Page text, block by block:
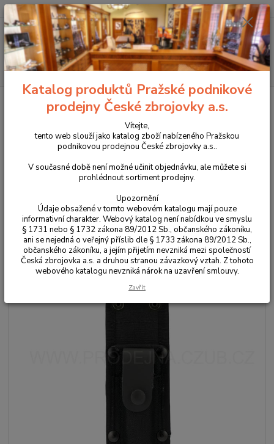
Menu
Hledat
+420 225 375 800
Pouzdra, kufry na zbraně a batohy Látková pouzdra
Pouzdro na UTON model 247P/MS
Pouzdro na UTON model
247P/MS
Katalog produktů Pražské podnikové
prodejny České zbrojovky a.s.
Vítejte,
tento web slouží jako katalog zboží nabízeného Pražskou
podnikovou prodejnou České zbrojovky a.s..
V současné době není možné učinit objednávku, ale můžete si
prohlédnout sortiment prodejny.
Upozornění
Údaje obsažené v tomto webovém katalogu mají pouze
informativní charakter. Webový katalog není nabídkou ve smyslu
§ 1731 nebo § 1732 zákona 89/2012 Sb., občanského zákoníku,
ani se nejedná o veřejný příslib dle § 1733 zákona 89/2012 Sb.,
občanského zákoníku, a jejím přijetím nevzniká mezi společností
Česká zbrojovka a.s. a druhou stranou závazkový vztah. Z tohoto
webového katalogu nevzniká nárok na uzavření smlouvy.
Zavřít